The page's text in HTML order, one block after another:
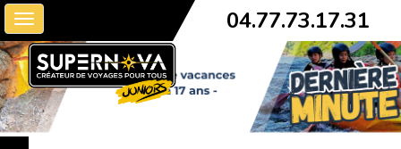
Toggle
navigation
04.77.73.17.31